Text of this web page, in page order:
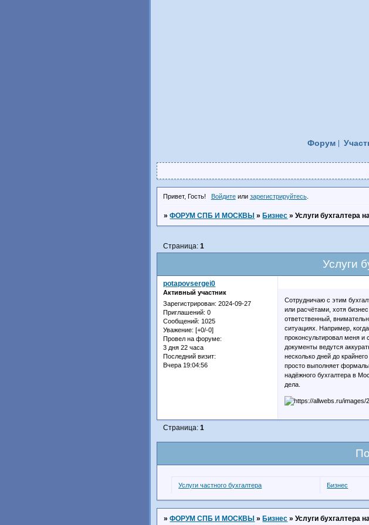
Форум
Привет, Гость! Войдитеили зарегистрируйтесь.
»ФОРУМ СПБ И МОСКВЫ » Бизнес »Услуги бухгалтера
Услуги
Страница:1
potapovsergei0
Активный участник
Зарегистрирован: 2024-09-27
Приглашений: 0
Сообщений: 1025
Уважение: [+0/-0]
Провел на форуме:
3 дня 22 часа
Последний визит:
Вчера 19:04:56
Сотрудничаю с этим
или расчётами, хотя
ответственный,
ситуациях. Например,
проконсультировал меня и
документы ведутся
несколько дней до
просто выполняет
надёжного бухгалтера в
дела.
Страница:1
Услуги частного бухгалтера Бизнес
»ФОРУМ СПБ И МОСКВЫ »Бизнес »Услуги бухгалтера